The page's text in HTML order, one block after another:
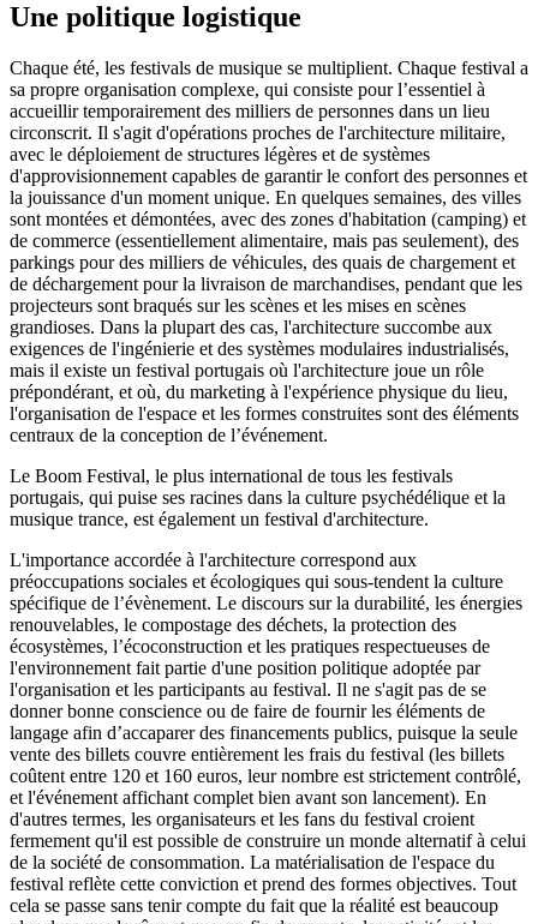
Une politique logistique
Chaque été, les festivals de musique se multiplient. Chaque festival a
sa propre organisation complexe, qui consiste pour l’essentiel à
accueillir temporairement des milliers de personnes dans un lieu
circonscrit. Il s'agit d'opérations proches de l'architecture militaire,
avec le déploiement de structures légères et de systèmes
d'approvisionnement capables de garantir le confort des personnes et
la jouissance d'un moment unique. En quelques semaines, des villes
sont montées et démontées, avec des zones d'habitation (camping) et
de commerce (essentiellement alimentaire, mais pas seulement), des
parkings pour des milliers de véhicules, des quais de chargement et
de déchargement pour la livraison de marchandises, pendant que les
projecteurs sont braqués sur les scènes et les mises en scènes
grandioses. Dans la plupart des cas, l'architecture succombe aux
exigences de l'ingénierie et des systèmes modulaires industrialisés,
mais il existe un festival portugais où l'architecture joue un rôle
prépondérant, et où, du marketing à l'expérience physique du lieu,
l'organisation de l'espace et les formes construites sont des éléments
centraux de la conception de l’événement.
Le Boom Festival, le plus international de tous les festivals
portugais, qui puise ses racines dans la culture psychédélique et la
musique trance, est également un festival d'architecture.
L'importance accordée à l'architecture correspond aux
préoccupations sociales et écologiques qui sous-tendent la culture
spécifique de l’évènement. Le discours sur la durabilité, les énergies
renouvelables, le compostage des déchets, la protection des
écosystèmes, l’écoconstruction et les pratiques respectueuses de
l'environnement fait partie d'une position politique adoptée par
l'organisation et les participants au festival. Il ne s'agit pas de se
donner bonne conscience ou de faire de fournir les éléments de
langage afin d’accaparer des financements publics, puisque la seule
vente des billets couvre entièrement les frais du festival (les billets
coûtent entre 120 et 160 euros, leur nombre est strictement contrôlé,
et l'événement affichant complet bien avant son lancement). En
d'autres termes, les organisateurs et les fans du festival croient
fermement qu'il est possible de construire un monde alternatif à celui
de la société de consommation. La matérialisation de l'espace du
festival reflète cette conviction et prend des formes objectives. Tout
cela se passe sans tenir compte du fait que la réalité est beaucoup